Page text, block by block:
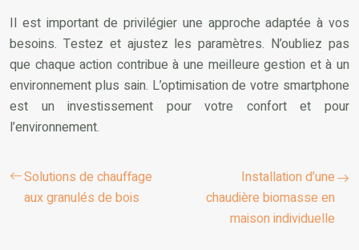
Il est important de privilégier une approche adaptée à vos
besoins. Testez et ajustez les paramètres. N’oubliez pas
que chaque action contribue à une meilleure gestion et à un
environnement plus sain. L’optimisation de votre smartphone
est un investissement pour votre confort et pour
l’environnement.
Solutions de chauffage
aux granulés de bois
Installation d’une
chaudière biomasse en
maison individuelle